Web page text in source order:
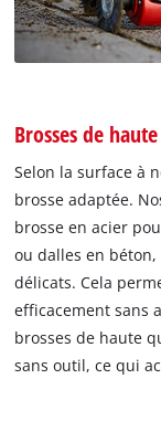
Brosses de
Selon la surface à
brosse adaptée.
brosse en acier
ou dalles en
délicats. Cela
efficacement sans
brosses de haute
sans outil, ce qui